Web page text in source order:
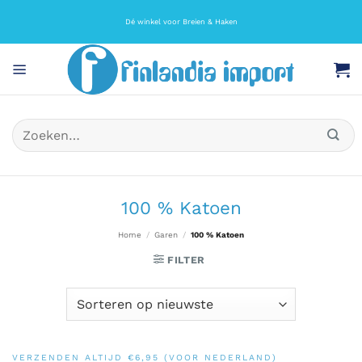
Dé winkel voor Breien & Haken
Zoeken
naar:
100 % Katoen
Home / Garen / 100 % Katoen
FILTER
VERZENDEN ALTIJD €6,95 (VOOR NEDERLAND)